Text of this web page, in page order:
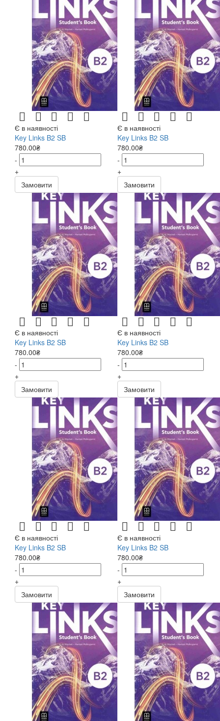
Є в наявності
Key Links B2 SB
780.00₴
-
+
Замовити
Є в наявності
Key Links B2 SB
780.00₴
-
+
Замовити
Є в наявності
Key Links B2 SB
780.00₴
-
+
Замовити
Є в наявності
Key Links B2 SB
780.00₴
-
+
Замовити
Є в наявності
Key Links B2 SB
780.00₴
-
+
Замовити
Є в наявності
Key Links B2 SB
780.00₴
-
+
Замовити